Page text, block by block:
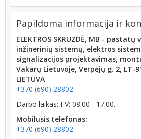
Papildoma informacija ir
ELEKTROS SKRUZDĖ, MB -
inžinerinių sistemų, elektros
signalizacijos projektavimas,
Vakarų Lietuvoje, Verpėjų g. 2, LT-
LIETUVA
+370 (690) 28802
Darbo laikas: I-V: 08.00 - 17.00.
Mobilusis telefonas:
+370 (690) 28802